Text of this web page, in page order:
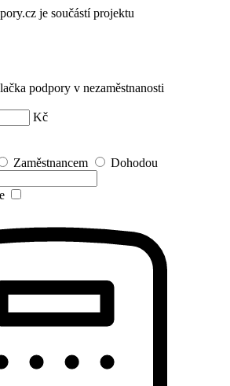
je součástí projektu
podpory v nezaměstnanosti
Kč
Zaměstnancem
Dohodou